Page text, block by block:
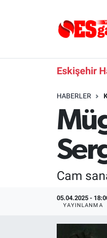
Eskişehir
HABERLER
Cam
05.04.2025 -
YAYINLANMA
Gündem
Eskişehirspor Arşivi
Eskişehir Arşivi
Eskişehir Nöbetçi
Süper Lig Puan
Tüm Manşetler
Son Dakika Haberleri